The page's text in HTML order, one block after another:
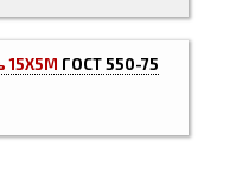
15Х5М ГОСТ 550-75